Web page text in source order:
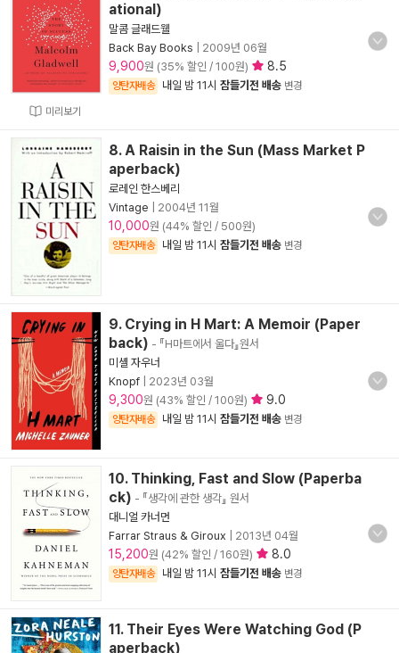
미리보기
ational)
말콤 글래드웰
Back Bay Books
2009년 06월
9,900원 (35% 할인 / 100원) 8.5
양탄자배송 내일 밤 11시 잠들기전 배송 변경
8. A Raisin in the Sun (Mass Market P
aperback)
로레인 한스베리
Vintage
2004년 11월
10,000원 (44% 할인 / 500원)
양탄자배송 내일 밤 11시 잠들기전 배송 변경
9. Crying in H Mart: A Memoir (Paper
back) - 『H마트에서 울다』원서
미셸 자우너
Knopf
2023년 03월
9,300원 (43% 할인 / 100원) 9.0
양탄자배송 내일 밤 11시 잠들기전 배송 변경
10. Thinking, Fast and Slow (Paperba
ck) - 『생각에 관한 생각』 원서
대니얼 카너먼
Farrar Straus & Giroux
2013년 04월
15,200원 (42% 할인 / 160원) 8.0
양탄자배송 내일 밤 11시 잠들기전 배송 변경
11. Their Eyes Were Watching God (P
aperback)